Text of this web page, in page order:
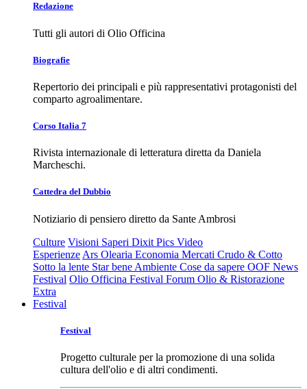
Redazione
Tutti gli autori di Olio Officina
Biografie
Repertorio dei principali e più rappresentativi protagonisti del
comparto agroalimentare.
Corso Italia 7
Rivista internazionale di letteratura diretta da Daniela
Marcheschi.
Cattedra del Dubbio
Notiziario di pensiero diretto da Sante Ambrosi
Culture Visioni Saperi Dixit Pics Video
Esperienze Ars Olearia Economia Mercati Crudo & Cotto
Sotto la lente Star bene Ambiente Cose da sapere OOF News
Festival Olio Officina Festival Forum Olio & Ristorazione
Extra
Festival
Festival
Progetto culturale per la promozione di una solida
cultura dell'olio e di altri condimenti.